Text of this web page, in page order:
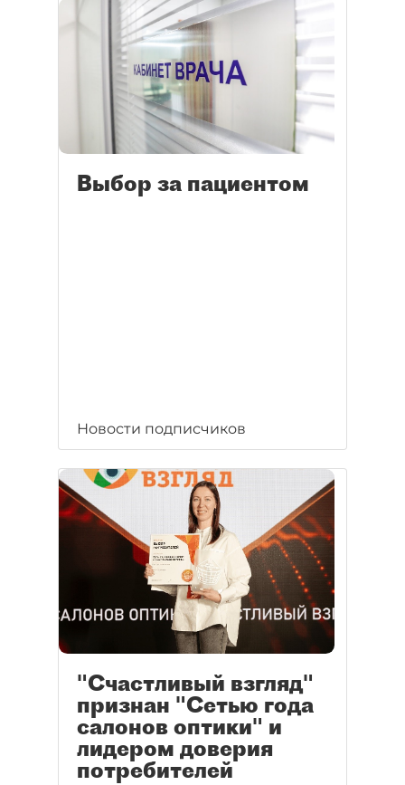
Выбор за пациентом
Новости подписчиков
"Счастливый взгляд"
признан "Сетью года
салонов оптики" и
лидером доверия
потребителей